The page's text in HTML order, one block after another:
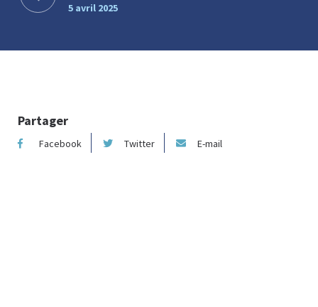
5 avril 2025
Partager
Facebook Twitter E-mail